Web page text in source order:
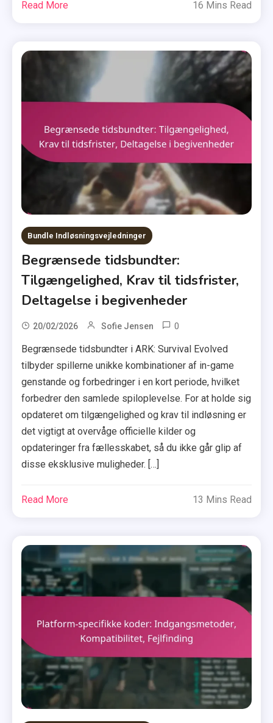
Read More 16 Mins Read
Bundle Indløsningsvejledninger
Begrænsede tidsbundter:
Tilgængelighed, Krav til tidsfrister,
Deltagelse i begivenheder
20/02/2026 Sofie Jensen 0
Begrænsede tidsbundter i ARK: Survival Evolved
tilbyder spillerne unikke kombinationer af in-game
genstande og forbedringer i en kort periode, hvilket
forbedrer den samlede spiloplevelse. For at holde sig
opdateret om tilgængelighed og krav til indløsning er
det vigtigt at overvåge officielle kilder og
opdateringer fra fællesskabet, så du ikke går glip af
disse eksklusive muligheder. […]
Read More 13 Mins Read